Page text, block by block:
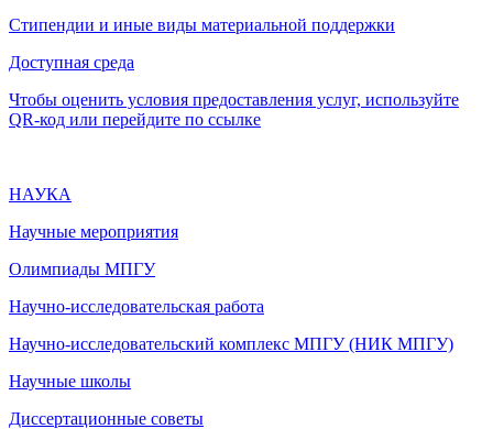
Стипендии и иные виды материальной поддержки
Доступная среда
Чтобы оценить условия предоставления услуг, используйте
QR-код или перейдите по ссылке
НАУКА
Научные мероприятия
Олимпиады МПГУ
Научно-исследовательская работа
Научно-исследовательский комплекс МПГУ (НИК МПГУ)
Научные школы
Диссертационные советы